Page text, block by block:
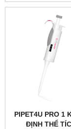
PIPET4U PRO 1
ĐỊNH THỂ